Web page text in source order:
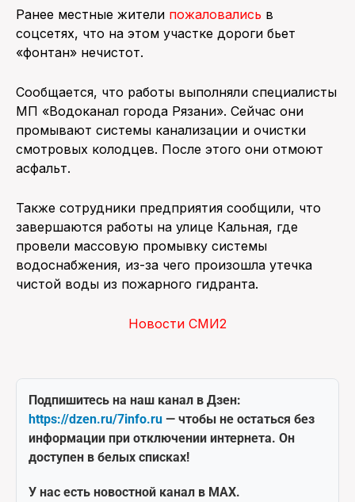
Ранее местные жители пожаловались в
соцсетях, что на этом участке дороги бьет
«фонтан» нечистот.
Сообщается, что работы выполняли специалисты
МП «Водоканал города Рязани». Сейчас они
промывают системы канализации и очистки
смотровых колодцев. После этого они отмоют
асфальт.
Также сотрудники предприятия сообщили, что
завершаются работы на улице Кальная, где
провели массовую промывку системы
водоснабжения, из-за чего произошла утечка
чистой воды из пожарного гидранта.
Новости СМИ2
Подпишитесь на наш канал в Дзен:
https://dzen.ru/7info.ru — чтобы не остаться без
информации при отключении интернета. Он
доступен в белых списках!
У нас есть новостной канал в MAX.